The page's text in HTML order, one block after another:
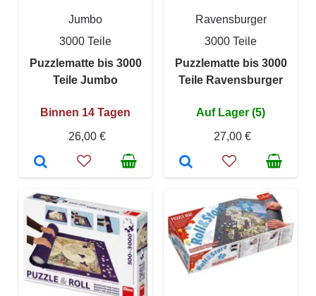
Jumbo
3000 Teile
Puzzlematte bis 3000
Teile Jumbo
Binnen 14 Tagen
26,00 €
Ravensburger
3000 Teile
Puzzlematte bis 3000
Teile Ravensburger
Auf Lager (5)
27,00 €